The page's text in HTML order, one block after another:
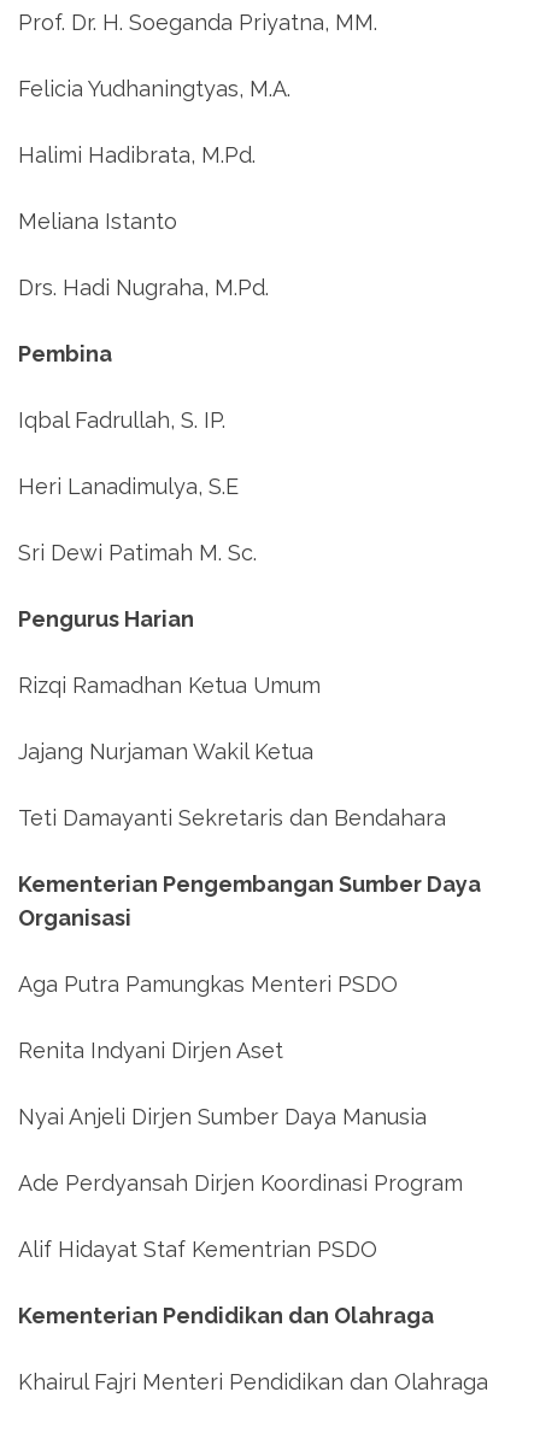
Prof. Dr. H. Soeganda Priyatna, MM.
Felicia Yudhaningtyas, M.A.
Halimi Hadibrata, M.Pd.
Meliana Istanto
Drs. Hadi Nugraha, M.Pd.
Pembina
Iqbal Fadrullah, S. IP.
Heri Lanadimulya, S.E
Sri Dewi Patimah M. Sc.
Pengurus Harian
Rizqi Ramadhan Ketua Umum
Jajang Nurjaman Wakil Ketua
Teti Damayanti Sekretaris dan Bendahara
Kementerian Pengembangan Sumber Daya
Organisasi
Aga Putra Pamungkas Menteri PSDO
Renita Indyani Dirjen Aset
Nyai Anjeli Dirjen Sumber Daya Manusia
Ade Perdyansah Dirjen Koordinasi Program
Alif Hidayat Staf Kementrian PSDO
Kementerian Pendidikan dan Olahraga
Khairul Fajri Menteri Pendidikan dan Olahraga